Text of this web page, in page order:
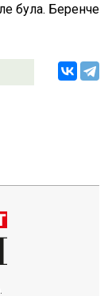
була. Беренче